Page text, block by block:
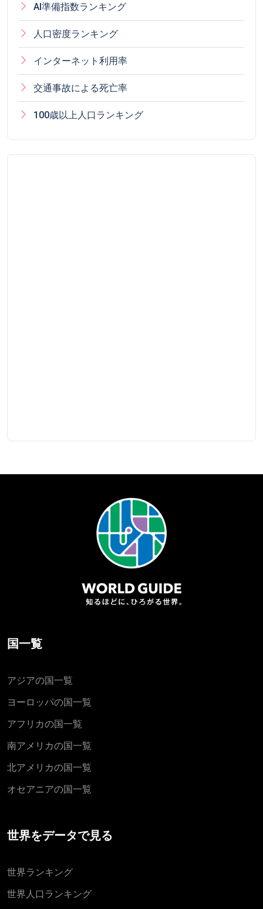
AI準備指数ランキング
人口密度ランキング
インターネット利用率
交通事故による死亡率
100歳以上人口ランキング
国一覧
アジアの国一覧
ヨーロッパの国一覧
アフリカの国一覧
南アメリカの国一覧
北アメリカの国一覧
オセアニアの国一覧
世界をデータで見る
世界ランキング
世界人口ランキング